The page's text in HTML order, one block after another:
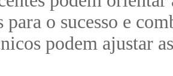
para o sucesso e
podem ajustar